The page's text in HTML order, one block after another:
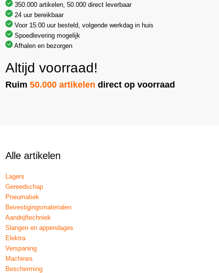
350.000 artikelen, 50.000 direct leverbaar
24 uur bereikbaar
Voor 15:00 uur besteld, volgende werkdag in huis
Spoedlevering mogelijk
Afhalen en bezorgen
Altijd voorraad!
Ruim50.000 artikelen direct op voorraad
Alle artikelen
Lagers
Gereedschap
Pneumatiek
Bevestigingsmaterialen
Aandrijftechniek
Slangen en appendages
Elektra
Verspaning
Machines
Bescherming